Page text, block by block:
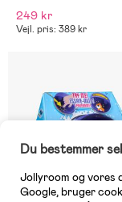
249 kr
Vejl. pris: 389 kr
Du bestemmer
Jollyroom og vores
Google, bruger